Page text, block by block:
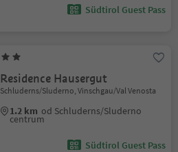
Südtirol Guest Pass
Residence Hausergut
Schluderns/Sluderno, Vinschgau/Val Venosta
1.2 km od Schluderns/Sluderno
centrum
Südtirol Guest Pass